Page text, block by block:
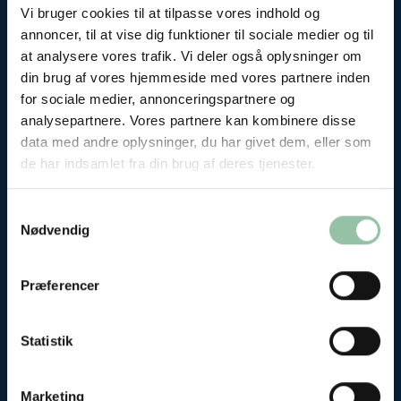
Vi bruger cookies til at tilpasse vores indhold og
annoncer, til at vise dig funktioner til sociale medier og til
at analysere vores trafik. Vi deler også oplysninger om
din brug af vores hjemmeside med vores partnere inden
for sociale medier, annonceringspartnere og
analysepartnere. Vores partnere kan kombinere disse
data med andre oplysninger, du har givet dem, eller som
de har indsamlet fra din brug af deres tjenester.
Nødvendig
Præferencer
Statistik
Marketing
få tips til gode spisevaner. Se også en
tabel over energiindhold i forskellige
fødevarer og få konkrete
dagskostforslag.